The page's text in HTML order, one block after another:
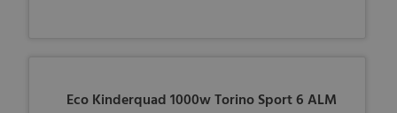
Eco Kinderquad 1000w Torino Sport 6 ALM